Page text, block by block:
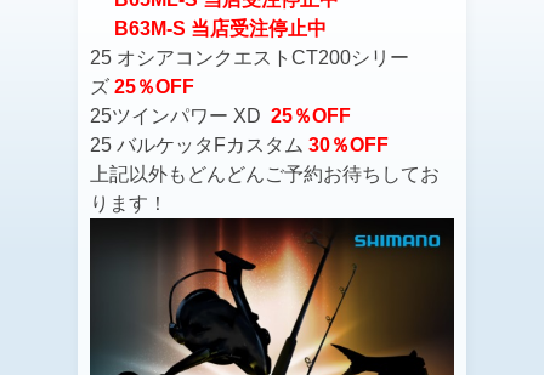
B63M-S 当店受注停止中
25 オシアコンクエストCT200シリー
ズ 25％OFF
25ツインパワー XD 25％OFF
25 バルケッタFカスタム 30％OFF
上記以外もどんどんご予約お待ちしてお
ります！